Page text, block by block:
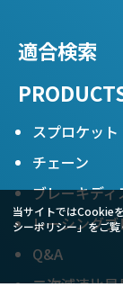
適合検索
スプロケット
チェーン
ブレーキディ
レーシング
Q&A
二次減速比早
当サイトではCookie
シーポリシー」をご